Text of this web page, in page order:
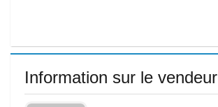
Information sur le vendeur